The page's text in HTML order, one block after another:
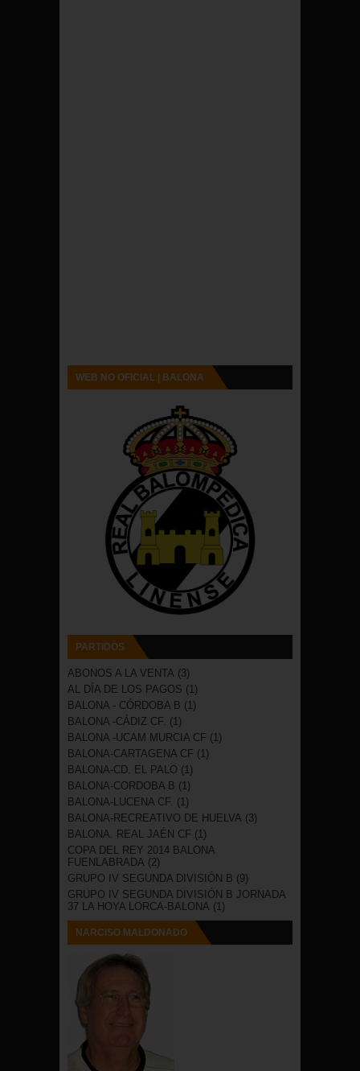
WEB NO OFICIAL | BALONA
PARTIDOS
ABONOS A LA VENTA (3)
AL DÍA DE LOS PAGOS (1)
BALONA - CÓRDOBA B (1)
BALONA -CÁDIZ CF. (1)
BALONA -UCAM MURCIA CF (1)
BALONA-CARTAGENA CF (1)
BALONA-CD. EL PALO (1)
BALONA-CORDOBA B (1)
BALONA-LUCENA CF. (1)
BALONA-RECREATIVO DE HUELVA (3)
BALONA. REAL JAÉN CF (1)
COPA DEL REY 2014 BALONA
FUENLABRADA (2)
GRUPO IV SEGUNDA DIVISIÓN B (9)
GRUPO IV SEGUNDA DIVISIÓN B JORNADA
37 LA HOYA LORCA-BALONA (1)
NARCISO MALDONADO